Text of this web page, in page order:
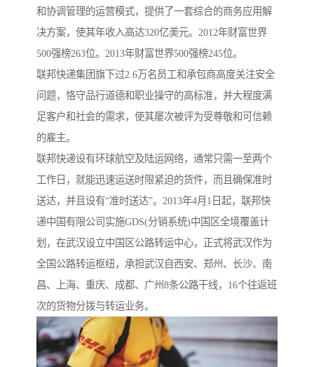
和协调管理的运营模式，提供了一套综合的商务应用解
决方案，使其年收入高达320亿美元。2012年财富世界
500强榜263位。2013年财富世界500强榜245位。
联邦快递集团旗下过2.6万名员工和承包商高度关注安全
问题，恪守品行道德和职业操守的高标准，并大程度满
足客户和社会的需求，使其屡次被评为受尊敬和可信赖
的雇主。
联邦快递设有环球航空及陆运网络，通常只需一至两个
工作日，就能迅速运送时限紧迫的货件，而且确保准时
送达，并且设有“准时送达”。2013年4月1日起，联邦快
递中国有限公司实施GDS(分销系统)中国区全境覆盖计
划，在武汉设立中国区公路转运中心，正式将武汉作为
全国公路转运枢纽，承担武汉自西安、郑州、长沙、南
昌、上海、重庆、成都、广州8条公路干线，16个往返班
次的货物分拨与转运业务。